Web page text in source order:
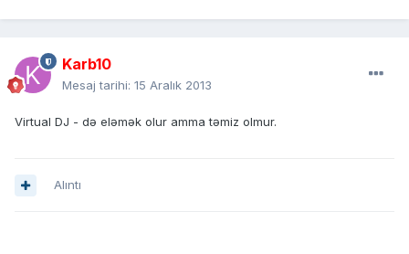
Karb10
Mesaj tarihi: 15 Aralık 2013
Virtual DJ - də eləmək olur amma təmiz olmur.
Alıntı